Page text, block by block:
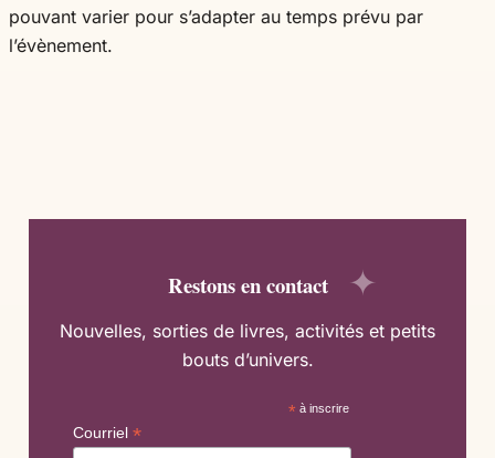
pouvant varier pour s’adapter au temps prévu par
l’évènement.
Restons en contact
Nouvelles, sorties de livres, activités et petits
bouts d’univers.
* à inscrire
Courriel*